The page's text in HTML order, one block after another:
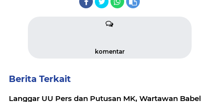
komentar
Berita Terkait
Langgar UU Pers dan Putusan MK, Wartawan Babel